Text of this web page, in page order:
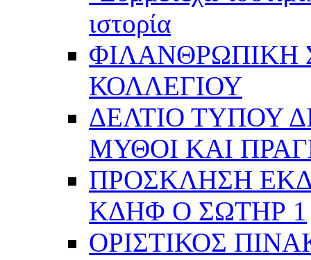
ιστορία
ΦΙΛΑΝΘΡΩΠΙΚΗ
ΚΟΛΛΕΓΙΟΥ
ΔΕΛΤΙΟ ΤΥΠΟΥ
ΜΥΘΟΙ ΚΑΙ
ΠΡΟΣΚΛΗΣΗ
ΚΔΗΦ Ο ΣΩΤΗΡ 1
ΟΡΙΣΤΙΚΟΣ